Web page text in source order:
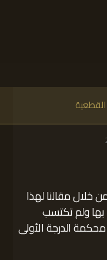
مقالنا لهذا
ولم تكتسب
الدرجة الأولى